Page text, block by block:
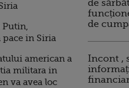
Putin,
in Siria
american a
militara in
va avea loc
de
de
Incont ,